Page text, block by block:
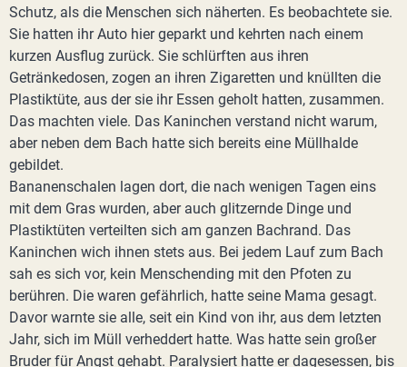
Schutz, als die Menschen sich näherten. Es beobachtete sie.
Sie hatten ihr Auto hier geparkt und kehrten nach einem
kurzen Ausflug zurück. Sie schlürften aus ihren
Getränkedosen, zogen an ihren Zigaretten und knüllten die
Plastiktüte, aus der sie ihr Essen geholt hatten, zusammen.
Das machten viele. Das Kaninchen verstand nicht warum,
aber neben dem Bach hatte sich bereits eine Müllhalde
gebildet.
Bananenschalen lagen dort, die nach wenigen Tagen eins
mit dem Gras wurden, aber auch glitzernde Dinge und
Plastiktüten verteilten sich am ganzen Bachrand. Das
Kaninchen wich ihnen stets aus. Bei jedem Lauf zum Bach
sah es sich vor, kein Menschending mit den Pfoten zu
berühren. Die waren gefährlich, hatte seine Mama gesagt.
Davor warnte sie alle, seit ein Kind von ihr, aus dem letzten
Jahr, sich im Müll verheddert hatte. Was hatte sein großer
Bruder für Angst gehabt. Paralysiert hatte er dagesessen, bis